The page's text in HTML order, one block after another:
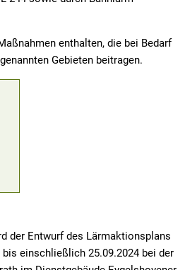
enthalten, die bei Bedarf
Gebieten beitragen.
der Entwurf des Lärmaktionsplans
einschließlich 25.09.2024 bei der